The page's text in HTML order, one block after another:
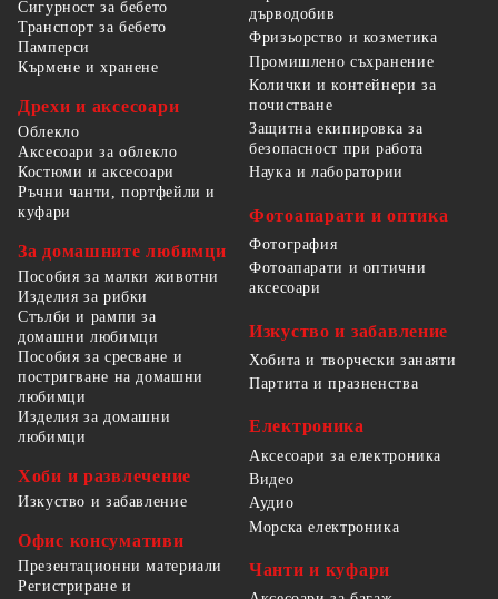
Сигурност за бебето
Транспорт за бебето
Памперси
Кърмене и хранене
Дрехи и аксесоари
Облекло
Аксесоари за облекло
Костюми и аксесоари
Ръчни чанти, портфейли и
куфари
За домашните любимци
Пособия за малки животни
Изделия за рибки
Стълби и рампи за
домашни любимци
Пособия за сресване и
постригване на домашни
любимци
Изделия за домашни
любимци
Хоби и развлечение
Изкуство и забавление
Офис консумативи
Презентационни материали
Регистриране и
дърводобив
Фризьорство и козметика
Промишлено съхранение
Колички и контейнери за
почистване
Защитна екипировка за
безопасност при работа
Наука и лаборатории
Фотоапарати и оптика
Фотография
Фотоапарати и оптични
аксесоари
Изкуство и забавление
Хобита и творчески занаяти
Партита и празненства
Електроника
Аксесоари за електроника
Видео
Аудио
Морска електроника
Чанти и куфари